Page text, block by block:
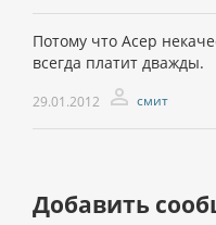
Потому что Асер
всегда платит дважды.
29.01.2012 смит
Добавить